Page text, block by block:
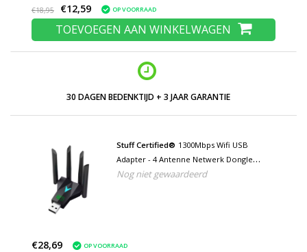
€18,95 €12,59 OP VOORRAAD
TOEVOEGEN AAN WINKELWAGEN
LAGE PRIJZEN EN RUIM ASSORTIMENT
Stuff Certified® 1300Mbps Wifi USB
Adapter - 4 Antenne Netwerk Dongle
Draadloos - Zwart
Nog niet gewaardeerd
€28,69 OP VOORRAAD